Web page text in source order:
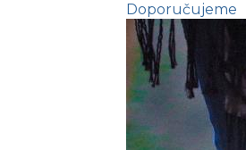
Doporučujeme